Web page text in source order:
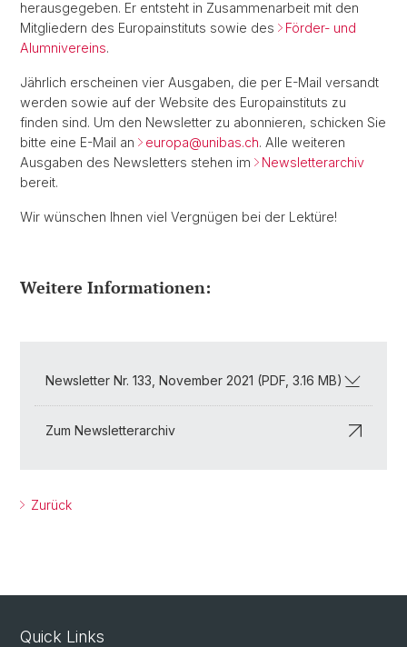
herausgegeben. Er entsteht in Zusammenarbeit mit den
Mitgliedern des Europainstituts sowie des
Förder- und
Alumnivereins.
Jährlich erscheinen vier Ausgaben, die per E-Mail versandt
werden sowie auf der Website des Europainstituts zu
finden sind. Um den Newsletter zu abonnieren, schicken Sie
bitte eine E-Mail an
europa@unibas.ch. Alle weiteren
Ausgaben des Newsletters stehen im
Newsletterarchiv
bereit.
Wir wünschen Ihnen viel Vergnügen bei der Lektüre!
Weitere Informationen:
Newsletter Nr. 133, November 2021 (PDF, 3.16 MB)
Zum Newsletterarchiv
Zurück
Quick Links